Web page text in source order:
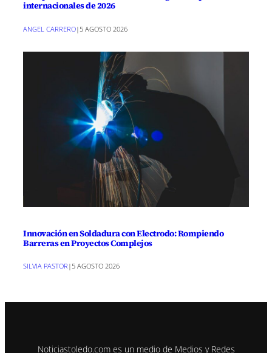
internacionales de 2026
ANGEL CARRERO|5 AGOSTO 2026
Innovación en Soldadura con Electrodo: Rompiendo
Barreras en Proyectos Complejos
SILVIA PASTOR |5 AGOSTO 2026
Noticiastoledo.com es un medio de Medios y Redes